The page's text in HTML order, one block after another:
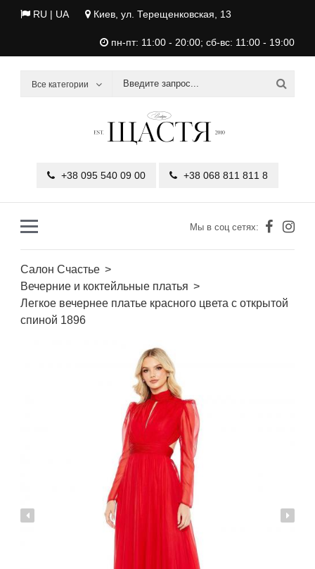
RU | UA Киев, ул. Терещенковская, 13
пн-пт: 11:00 - 20:00; сб-вс: 11:00 - 19:00
Все категории
+38 095 540 09 00 +38 068 811 811 8
Мы в соц сетях:
Салон Счастье
Вечерние и коктейльные платья
Легкое вечернее платье красного цвета с открытой
спиной 1896